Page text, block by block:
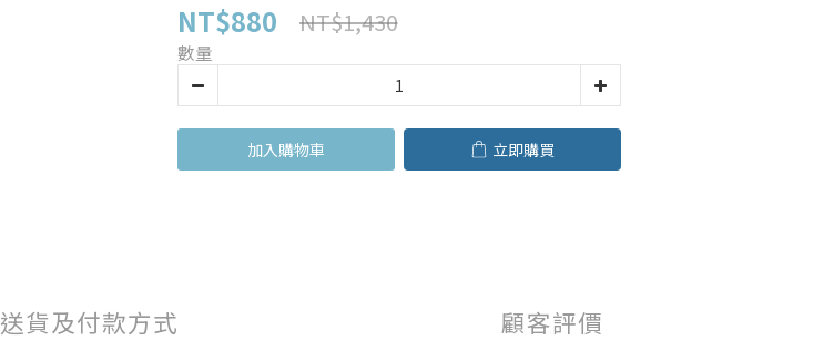
NT$880 NT$1,430
數量
加入購物車 立即購買
送貨及付款方式 顧客評價